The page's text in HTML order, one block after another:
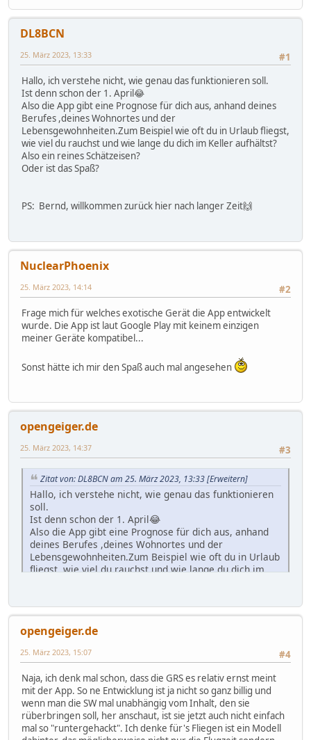
DL8BCN
#1
25. März 2023, 13:33
Hallo, ich verstehe nicht, wie genau das funktionieren soll.
Ist denn schon der 1. April😂
Also die App gibt eine Prognose für dich aus, anhand deines
Berufes ,deines Wohnortes und der
Lebensgewohnheiten.Zum Beispiel wie oft du in Urlaub fliegst,
wie viel du rauchst und wie lange du dich im Keller aufhältst?
Also ein reines Schätzeisen?
Oder ist das Spaß?
PS: Bernd, willkommen zurück hier nach langer Zeit🙌
NuclearPhoenix
#2
25. März 2023, 14:14
Frage mich für welches exotische Gerät die App entwickelt
wurde. Die App ist laut Google Play mit keinem einzigen
meiner Geräte kompatibel...
Sonst hätte ich mir den Spaß auch mal angesehen
opengeiger.de
#3
25. März 2023, 14:37
Zitat von: DL8BCN am 25. März 2023, 13:33[Erweitern]
Hallo, ich verstehe nicht, wie genau das funktionieren
soll.
Ist denn schon der 1. April😂
Also die App gibt eine Prognose für dich aus, anhand
deines Berufes ,deines Wohnortes und der
Lebensgewohnheiten.Zum Beispiel wie oft du in Urlaub
fliegst, wie viel du rauchst und wie lange du dich im
Oder ist das Spaß?
opengeiger.de
#4
25. März 2023, 15:07
Naja, ich denk mal schon, dass die GRS es relativ ernst meint
mit der App. So ne Entwicklung ist ja nicht so ganz billig und
wenn man die SW mal unabhängig vom Inhalt, den sie
rüberbringen soll, her anschaut, ist sie jetzt auch nicht einfach
mal so "runtergehackt". Ich denke für's Fliegen ist ein Modell